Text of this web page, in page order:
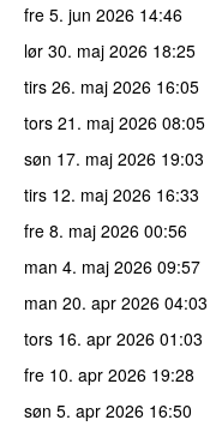
fre 5. jun 2026 14:46
lør 30. maj 2026 18:25
tirs 26. maj 2026 16:05
tors 21. maj 2026 08:05
søn 17. maj 2026 19:03
tirs 12. maj 2026 16:33
fre 8. maj 2026 00:56
man 4. maj 2026 09:57
man 20. apr 2026 04:03
tors 16. apr 2026 01:03
fre 10. apr 2026 19:28
søn 5. apr 2026 16:50